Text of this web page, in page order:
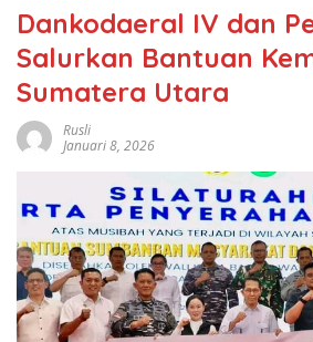
Dankodaeral IV dan
Salurkan Bantuan
Sumatera Utara
Rusli
Januari 8, 2026